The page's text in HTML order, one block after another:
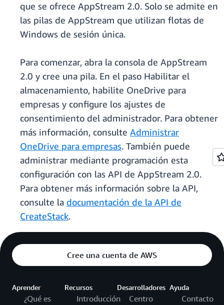
que se ofrece AppStream 2.0. Solo se admite en
las pilas de AppStream que utilizan flotas de
Windows de sesión única.
Para comenzar, abra la consola de AppStream
2.0 y cree una pila. En el paso Habilitar el
almacenamiento, habilite OneDrive para
empresas y configure los ajustes de
consentimiento del administrador. Para obtener
más información, consulte Administrar
OneDrive para empresas. También puede
administrar mediante programación esta
configuración con las API de AppStream 2.0.
Para obtener más información sobre la API,
consulte la documentación de la API de
CreateStack.
Cree una cuenta de AWS
Aprender
¿Qué es
Recursos
Introducción
Desarrolladores
Centro
Ayuda
Contacto